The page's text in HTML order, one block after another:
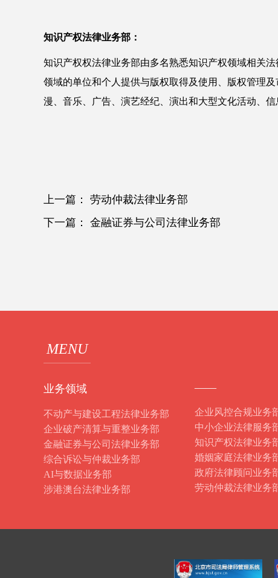
知识产权法律业务部：
知识产权权法律业务部由多名熟悉知识产权领域相关
领域的单位和个人提供与版权取得及使用、版权管理
漫、音乐、广告、演艺经纪、演出和大型文化活动、信
上一篇： 劳动仲裁法律业务部
下一篇： 金融证券与公司法律业务部
MENU
业务领域
不动产与建设工程法律业务部
企业破产清算与重整业务部
金融证券与公司法律业务部
综合诉讼与仲裁业务部
AI与数据业务部
涉港澳台法律业务部
——
企业风控合规业务
中小企业法律服务
知识产权法律业务
婚姻家庭法律业务
政府法律顾问业务
劳动仲裁法律业务